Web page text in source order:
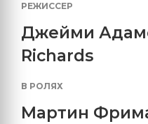
РЕЖИССЕР
Джейми
Richards
В РОЛЯХ
Мартин